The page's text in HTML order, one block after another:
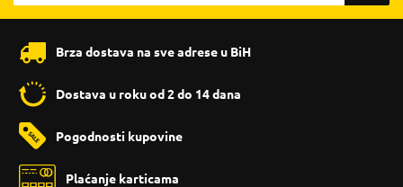
Brza dostava na sve adrese u BiH
Dostava u roku od 2 do 14 dana
Pogodnosti kupovine
Plaćanje karticama